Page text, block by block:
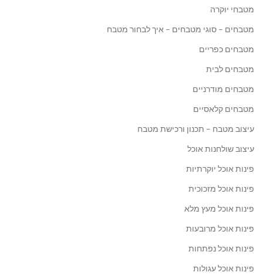
מטבחי יוקרה
מטבחים – סוגי מטבחים – איך לבחור מטבח
מטבחים כפריים
מטבחים לבית
מטבחים מודרניים
מטבחים קלאסיים
עיצוב מטבח – תכנון ורכישת מטבח
עיצוב שולחנות אוכל
פינות אוכל יוקרתיות
פינות אוכל מזכוכית
פינות אוכל מעץ מלא
פינות אוכל מרובעות
פינות אוכל נפתחות
פינות אוכל עגולות